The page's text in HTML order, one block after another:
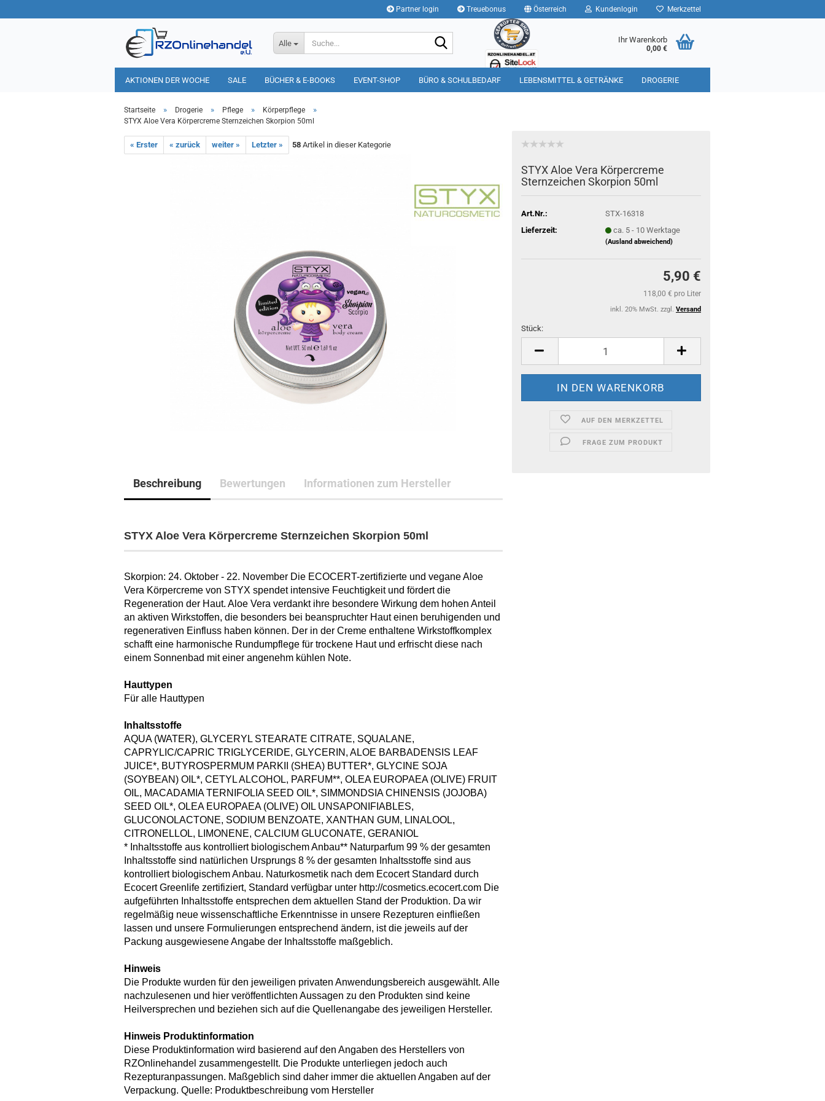
Partner login Treuebonus Österreich Kundenlogin Merkzettel
Alle Ihr Warenkorb
0,00 €
AKTIONEN DER WOCHE SALE BÜCHER & E-BOOKS EVENT-SHOP BÜRO & SCHULBEDARF LEBENSMITTEL & GETRÄNKE DROGERIE
HAUSHALT TIERBEDARF
Startseite » Drogerie » Pflege » Körperpflege »
STYX Aloe Vera Körpercreme Sternzeichen Skorpion 50ml
« Erster « zurück weiter » Letzter » 58 Artikel in dieser Kategorie
STYX Aloe Vera Körpercreme
Sternzeichen Skorpion 50ml
Art.Nr.:
STX-16318
Lieferzeit:
ca. 5 - 10 Werktage
(Ausland abweichend)
5,90 €
118,00 € pro Liter
inkl. 20% MwSt. zzgl. Versand
Stück:
Stück
AUF DEN MERKZETTEL
FRAGE ZUM PRODUKT
Beschreibung Bewertungen Informationen zum Hersteller
STYX Aloe Vera Körpercreme Sternzeichen Skorpion 50ml
Skorpion: 24. Oktober - 22. November Die ECOCERT-zertifizierte und vegane Aloe
Vera Körpercreme von STYX spendet intensive Feuchtigkeit und fördert die
Regeneration der Haut. Aloe Vera verdankt ihre besondere Wirkung dem hohen Anteil
an aktiven Wirkstoffen, die besonders bei beanspruchter Haut einen beruhigenden und
regenerativen Einfluss haben können. Der in der Creme enthaltene Wirkstoffkomplex
schafft eine harmonische Rundumpflege für trockene Haut und erfrischt diese nach
einem Sonnenbad mit einer angenehm kühlen Note.
Hauttypen
Für alle Hauttypen
Inhaltsstoffe
AQUA (WATER), GLYCERYL STEARATE CITRATE, SQUALANE,
CAPRYLIC/CAPRIC TRIGLYCERIDE, GLYCERIN, ALOE BARBADENSIS LEAF
JUICE*, BUTYROSPERMUM PARKII (SHEA) BUTTER*, GLYCINE SOJA
(SOYBEAN) OIL*, CETYL ALCOHOL, PARFUM**, OLEA EUROPAEA (OLIVE) FRUIT
OIL, MACADAMIA TERNIFOLIA SEED OIL*, SIMMONDSIA CHINENSIS (JOJOBA)
SEED OIL*, OLEA EUROPAEA (OLIVE) OIL UNSAPONIFIABLES,
GLUCONOLACTONE, SODIUM BENZOATE, XANTHAN GUM, LINALOOL,
CITRONELLOL, LIMONENE, CALCIUM GLUCONATE, GERANIOL
* Inhaltsstoffe aus kontrolliert biologischem Anbau** Naturparfum 99 % der gesamten
Inhaltsstoffe sind natürlichen Ursprungs 8 % der gesamten Inhaltsstoffe sind aus
kontrolliert biologischem Anbau. Naturkosmetik nach dem Ecocert Standard durch
Ecocert Greenlife zertifiziert, Standard verfügbar unter http://cosmetics.ecocert.com Die
aufgeführten Inhaltsstoffe entsprechen dem aktuellen Stand der Produktion. Da wir
regelmäßig neue wissenschaftliche Erkenntnisse in unsere Rezepturen einfließen
lassen und unsere Formulierungen entsprechend ändern, ist die jeweils auf der
Packung ausgewiesene Angabe der Inhaltsstoffe maßgeblich.
Hinweis
Die Produkte wurden für den jeweiligen privaten Anwendungsbereich ausgewählt. Alle
nachzulesenen und hier veröffentlichten Aussagen zu den Produkten sind keine
Heilversprechen und beziehen sich auf die Quellenangabe des jeweiligen Hersteller.
Hinweis Produktinformation
Diese Produktinformation wird basierend auf den Angaben des Herstellers von
RZOnlinehandel zusammengestellt. Die Produkte unterliegen jedoch auch
Rezepturanpassungen. Maßgeblich sind daher immer die aktuellen Angaben auf der
Verpackung. Quelle: Produktbeschreibung vom Hersteller